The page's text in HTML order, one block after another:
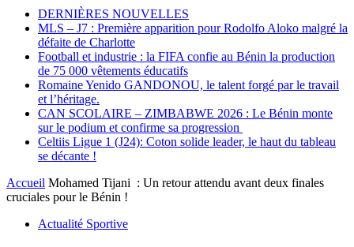
DERNIÈRES NOUVELLES
MLS – J7 : Première apparition pour Rodolfo Aloko malgré la
défaite de Charlotte
Football et industrie : la FIFA confie au Bénin la production
de 75 000 vêtements éducatifs
Romaine Yenido GANDONOU, le talent forgé par le travail
et l’héritage.
CAN SCOLAIRE – ZIMBABWE 2026 : Le Bénin monte
sur le podium et confirme sa progression
Celtiis Ligue 1 (J24): Coton solide leader, le haut du tableau
se décante !
Accueil Mohamed Tijani : Un retour attendu avant deux finales
cruciales pour le Bénin !
Actualité Sportive